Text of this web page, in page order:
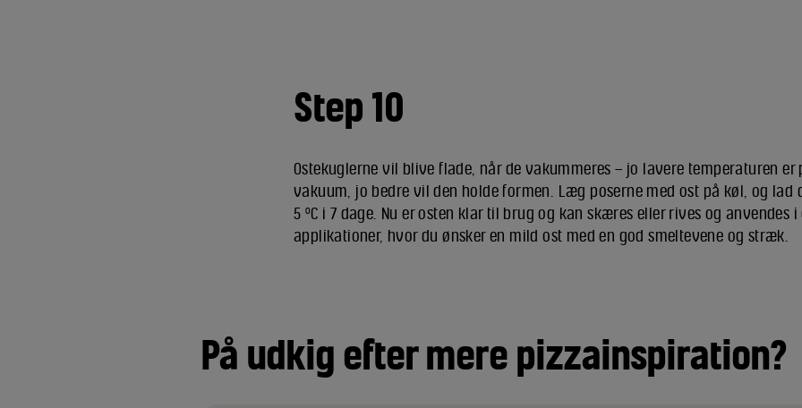
Step 10
Ostekuglerne vil blive flade, når de vakummeres – jo lavere temperaturen er
vakuum, jo bedre vil den holde formen. Læg poserne med ost på køl, og lad
5 ºC i 7 dage. Nu er osten klar til brug og kan skæres eller rives og anvendes
applikationer, hvor du ønsker en mild ost med en god smeltevene og stræk.
På udkig efter mere pizzainspiration?